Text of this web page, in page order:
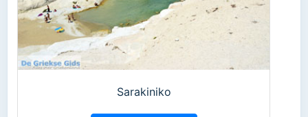
Sarakiniko